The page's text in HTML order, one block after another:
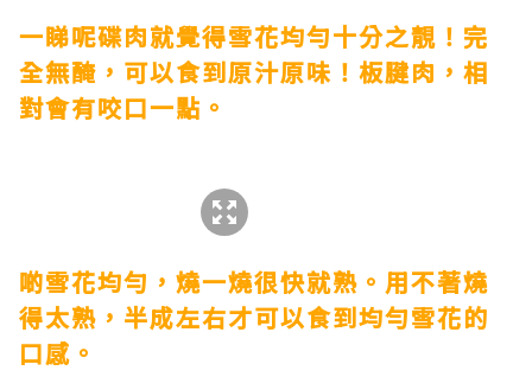
一睇呢碟肉就覺得雪花均勻十分之靚！完
全無醃，可以食到原汁原味！板腱肉，相
對會有咬口一點。
啲雪花均勻，燒一燒很快就熟。用不著燒
得太熟，半成左右才可以食到均勻雪花的
口感。